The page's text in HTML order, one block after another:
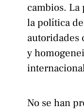
cambios. La
la política
autoridades
y
No se han